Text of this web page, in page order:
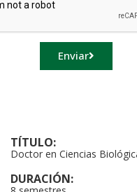
Enviar
TÍTULO:
Doctor en Ciencias
DURACIÓN: